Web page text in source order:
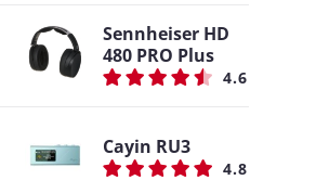
Sennheiser HD
480 PRO Plus
4.6
Cayin RU3
4.8